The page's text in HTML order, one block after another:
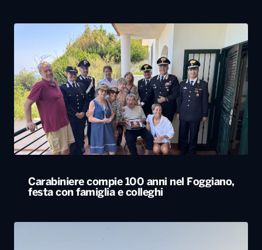
Carabiniere compie 100 anni nel Foggiano,
festa con famiglia e colleghi